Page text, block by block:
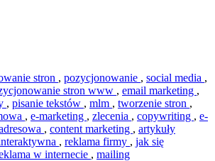
stron , pozycjonowanie , social media ,
stron www , email marketing ,
, pisanie tekstów , mlm , tworzenie stron ,
, e-marketing , zlecenia , copywriting , e-
, content marketing , artykuły
, reklama firmy , jak się
w internecie , mailing